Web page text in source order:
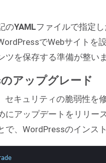
のYAMLファイルで指定
でWebサイトを
ツを保存する準備が整いま
アップグレード
セキュリティの脆弱性を
にアップデートをリリー
で、WordPressのインス